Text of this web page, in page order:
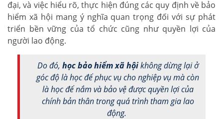
đại, và việc hiểu rõ, thực hiện đúng các quy định về bảo
hiểm xã hội mang ý nghĩa quan trọng đối với sự phát
triển bền vững của tổ chức cũng như quyền lợi của
người lao động.
Do đó, học bảo hiểm xã hộikhông dừng lại ở
góc độ là học để phục vụ cho nghiệp vụ mà còn
là học để nắm và bảo vệ được quyền lợi của
chính bản thân trong quá trình tham gia lao
động.